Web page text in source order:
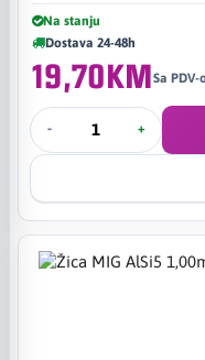
Na stanju
Dostava 24-48h
19,70KMSa PDV-
- +